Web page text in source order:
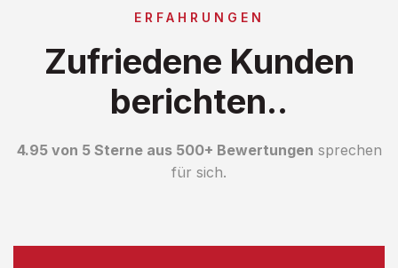
ERFAHRUNGEN
Zufriedene Kunden
berichten..
4.95 von 5 Sterne aus 500+ Bewertungen sprechen
für sich.